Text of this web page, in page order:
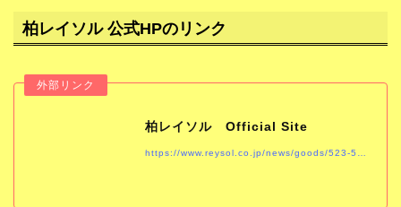
柏レイソル 公式HPのリンク
柏レイソル Official Site